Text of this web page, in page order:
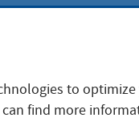
of nature
to
can find more